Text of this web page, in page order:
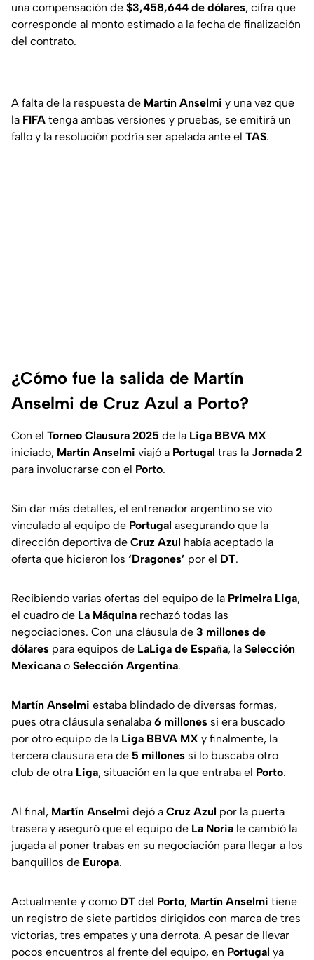
una compensación de $3,458,644 de dólares, cifra que
corresponde al monto estimado a la fecha de finalización
del contrato.
A falta de la respuesta de Martín Anselmi y una vez que
la FIFA tenga ambas versiones y pruebas, se emitirá un
fallo y la resolución podría ser apelada ante el TAS.
¿Cómo fue la salida de Martín
Anselmi de Cruz Azul a Porto?
Con el Torneo Clausura 2025 de la Liga BBVA MX
iniciado, Martín Anselmi viajó a Portugal tras la Jornada 2
para involucrarse con el Porto.
Sin dar más detalles, el entrenador argentino se vio
vinculado al equipo de Portugal asegurando que la
dirección deportiva de Cruz Azul había aceptado la
oferta que hicieron los ‘Dragones’ por el DT.
Recibiendo varias ofertas del equipo de la Primeira Liga,
el cuadro de La Máquina rechazó todas las
negociaciones. Con una cláusula de 3 millones de
dólares para equipos de LaLiga de España, la Selección
Mexicana o Selección Argentina.
Martín Anselmi estaba blindado de diversas formas,
pues otra cláusula señalaba 6 millones si era buscado
por otro equipo de la Liga BBVA MX y finalmente, la
tercera clausura era de 5 millones si lo buscaba otro
club de otra Liga, situación en la que entraba el Porto.
Al final, Martín Anselmi dejó a Cruz Azul por la puerta
trasera y aseguró que el equipo de La Noria le cambió la
jugada al poner trabas en su negociación para llegar a los
banquillos de Europa.
Actualmente y como DT del Porto, Martín Anselmi tiene
un registro de siete partidos dirigidos con marca de tres
victorias, tres empates y una derrota. A pesar de llevar
pocos encuentros al frente del equipo, en Portugal ya